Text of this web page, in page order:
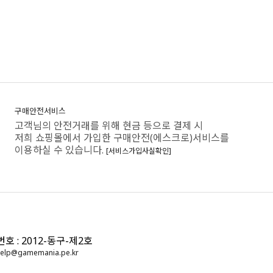
구매안전서비스
고객님의 안전거래를 위해 현금 등으로 결제 시
저희 쇼핑몰에서 가입한 구매안전(에스크로)서비스를
이용하실 수 있습니다. [서비스가입사실확인]
호 : 2012-동구-제2호